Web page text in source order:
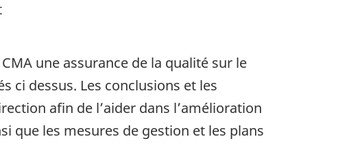
une assurance de la qualité sur le
ci dessus. Les conclusions et les
afin de l’aider dans l’amélioration
que les mesures de gestion et les plans